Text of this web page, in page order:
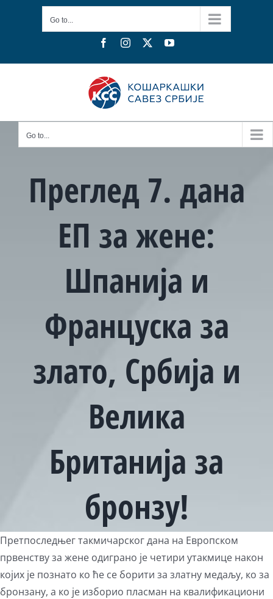
Go to...
FacebookInstagram YouTube
Go to...
Преглед 7. дана
ЕП за жене:
Шпанија и
Француска за
злато, Србија и
Велика
Британија за
бронзу!
View
Larger
Image
Претпоследњег такмичарског дана на Европском
првенству за жене одиграно је четири утакмице након
којих је познато ко ће се борити за златну медаљу, ко за
бронзану, а ко је изборио пласман на квалификациони